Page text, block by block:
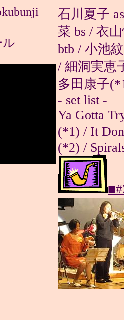
ル
石川夏子
菜 bs / 衣
btb / 小池
/ 細洞実恵
多田康子
- set list -
Ya Gotta
(*1) / It
(*2) /